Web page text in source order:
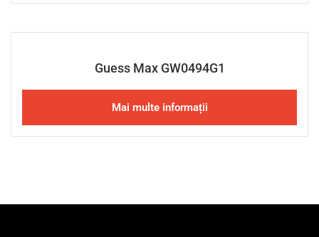
Guess Max GW0494G1
Mai multe informații